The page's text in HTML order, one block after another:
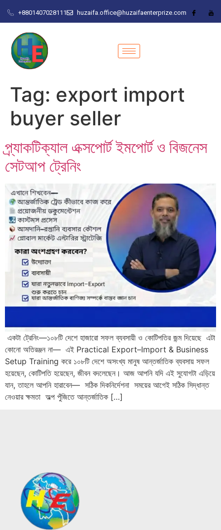
+8801407028111 huzaifa.office@huzaifaenterprize.com
Tag: export import
buyer seller
প্র্যাকটিক্যাল এক্সপোর্ট ইমপোর্ট ও বিজনেস
সেটআপ ট্রেনিং
একটা ট্রেনিং—১০৮টি দেশে হাজারো সফল ব্যবসায়ী ও কোটিপতির জন্ম দিয়েছে এটা
কোনো অতিরঞ্জন না— এই Practical Export–Import & Business
Setup Training করে ১০৮টি দেশে অসংখ্য মানুষ আন্তর্জাতিক ব্যবসায় সফল
হয়েছেন, কোটিপতি হয়েছেন, জীবন বদলেছেন। আজ আপনি যদি এই সুযোগটা এড়িয়ে
যান, তাহলে আপনি হারাবেন— সঠিক দিকনির্দেশনা সময়ের আগেই সঠিক সিদ্ধান্ত
নেওয়ার ক্ষমতা অল্প পুঁজিতে আন্তর্জাতিক […]